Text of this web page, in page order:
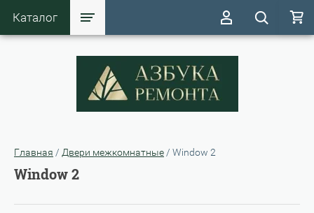
Каталог
Главная / Двери межкомнатные / Window 2
Window 2